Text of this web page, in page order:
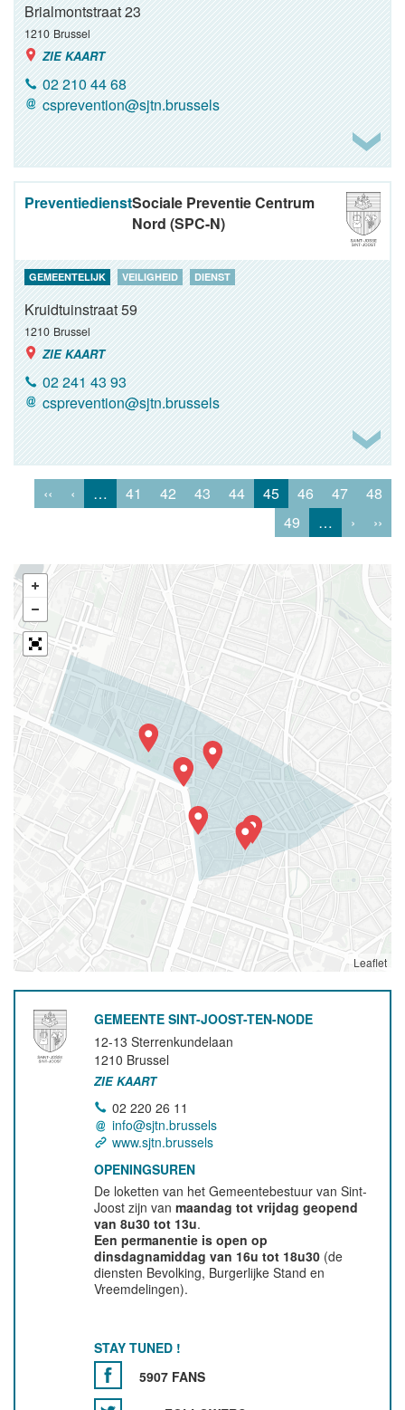
Brialmontstraat 23
1210 Brussel
ZIE KAART
02 210 44 68
csprevention@sjtn.brussels
PreventiedienstSociale Preventie Centrum
Nord (SPC-N)
GEMEENTELIJK VEILIGHEID DIENST
Kruidtuinstraat 59
1210 Brussel
ZIE KAART
02 241 43 93
csprevention@sjtn.brussels
‹‹ ‹ … 41 42 43 44 45 46 47
48
49
… › ››
Leaflet
GEMEENTE SINT-JOOST-TEN-NODE
12-13 Sterrenkundelaan
1210 Brussel
ZIE KAART
02 220 26 11
info@sjtn.brussels
www.sjtn.brussels
OPENINGSUREN
De loketten van het Gemeentebestuur van Sint-
Joost zijn vanmaandag tot vrijdag geopend
van 8u30 tot 13u.
Een permanentie is open op
dinsdagnamiddag van 16u tot 18u30 (de
diensten Bevolking, Burgerlijke Stand en
Vreemdelingen).
STAY TUNED !
5907 FANS